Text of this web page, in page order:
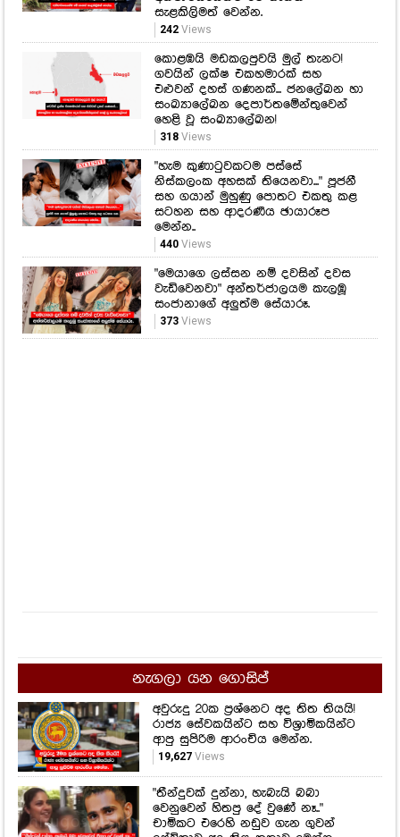
සැළකිලිමත් වෙන්න.
242Views
කොළඹයි මඩකලපුවයි මුල් තැනට!
ගවයින් ලක්ෂ එකහමාරක් සහ
එළුවන් දහස් ගණනක්... ජනලේඛන හා
සංඛ්‍යාලේඛන දෙපාර්තමේන්තුවෙන්
හෙළි වූ සංඛ්‍යාලේඛන!
318Views
"හැම කුණාටුවකටම පස්සේ
නිස්කලංක අහසක් තියෙනවා..." පූජනී
සහ ගයාන් මුහුණු පොතට එකතු කළ
සටහන සහ ආදරණීය ඡායාරූප
මෙන්න..
440Views
"මෙයාගෙ ලස්සන නම් දවසින් දවස
වැඩිවෙනවා" අන්තර්ජාලයම කැලඹූ
සංජානාගේ අලුත්ම සේයාරූ.
373Views
නැගලා යන ගොසිප්
අවුරුදු 20ක ප්‍රශ්නෙට අද තිත තියයි!
රාජ්‍ය සේවකයින්ට සහ විශ්‍රාමිකයින්ට
ආපු සුපිරිම ආරංචිය මෙන්න.
19,627Views
"තීන්දුවක් දුන්නා, හැබැයි බබා
වෙනුවෙන් හිතපු දේ වුණේ නෑ.."
චාමිකට එරෙහි නඩුව ගැන ගුවන්